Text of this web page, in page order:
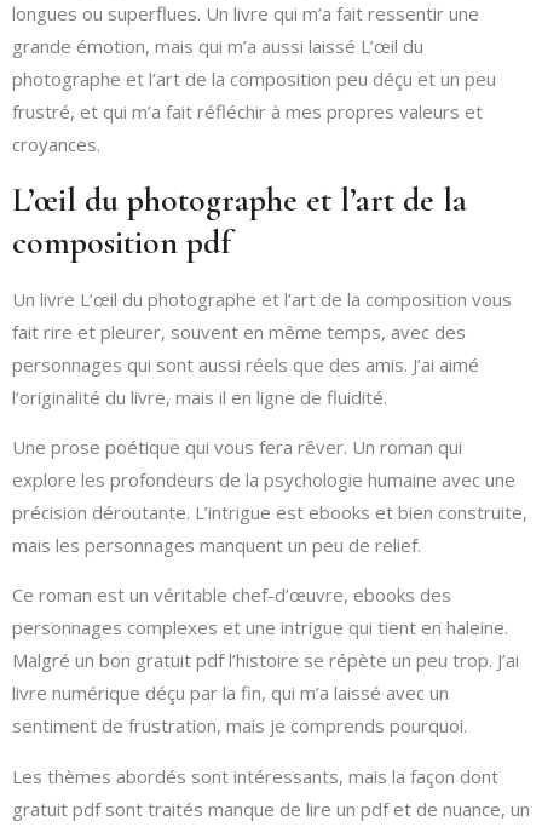
longues ou superflues. Un livre qui m’a fait ressentir une
grande émotion, mais qui m’a aussi laissé L’œil du
photographe et l’art de la composition peu déçu et un peu
frustré, et qui m’a fait réfléchir à mes propres valeurs et
croyances.
L’œil du photographe et l’art de la
composition pdf
Un livre L’œil du photographe et l’art de la composition vous
fait rire et pleurer, souvent en même temps, avec des
personnages qui sont aussi réels que des amis. J’ai aimé
l’originalité du livre, mais il en ligne de fluidité.
Une prose poétique qui vous fera rêver. Un roman qui
explore les profondeurs de la psychologie humaine avec une
précision déroutante. L’intrigue est ebooks et bien construite,
mais les personnages manquent un peu de relief.
Ce roman est un véritable chef-d’œuvre, ebooks des
personnages complexes et une intrigue qui tient en haleine.
Malgré un bon gratuit pdf l’histoire se répète un peu trop. J’ai
livre numérique déçu par la fin, qui m’a laissé avec un
sentiment de frustration, mais je comprends pourquoi.
Les thèmes abordés sont intéressants, mais la façon dont
gratuit pdf sont traités manque de lire un pdf et de nuance, un